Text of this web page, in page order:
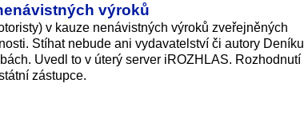
výroků
v kauze nenávistných výroků zveřejněných
Stíhat nebude ani vydavatelství či autory Deníku
Uvedl to v úterý server iROZHLAS. Rozhodnutí
zástupce.